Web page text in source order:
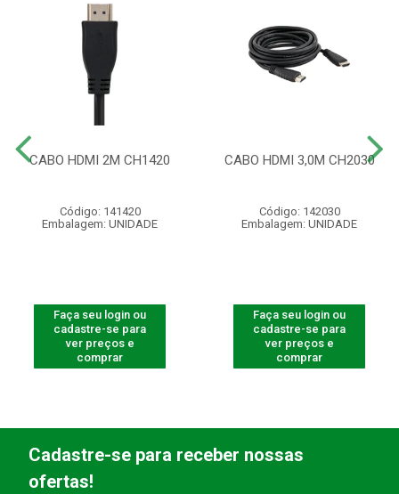
CABO HDMI 2M CH1420
Código: 141420
Embalagem: UNIDADE
Faça seu login ou
cadastre-se para
ver preços e
comprar
CABO HDMI 3,0M CH2030
Código: 142030
Embalagem: UNIDADE
Faça seu login ou
cadastre-se para
ver preços e
comprar
Cadastre-se para receber nossas
ofertas!